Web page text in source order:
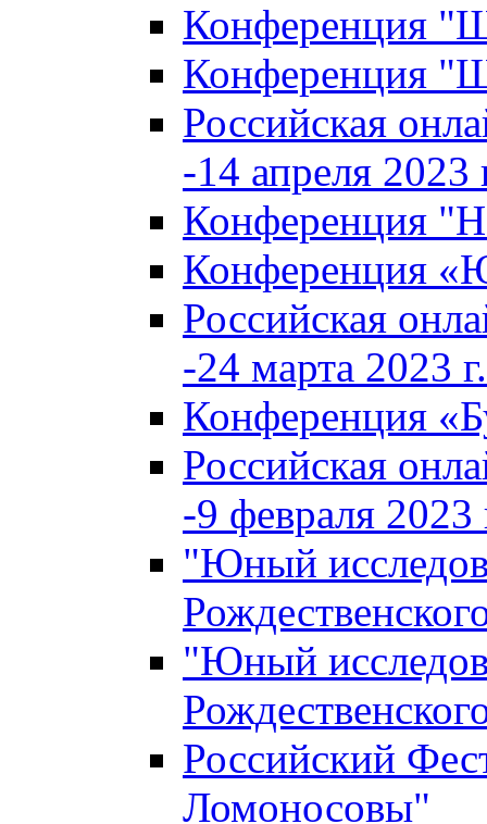
Конференция
Конференция
Российская
-14 апреля 2023
Конференция
Конференция
Российская
-24 марта 2023
Конференция
Российская
-9 февраля 2023
"Юный
"Юный
Российский
Ломоносовы"